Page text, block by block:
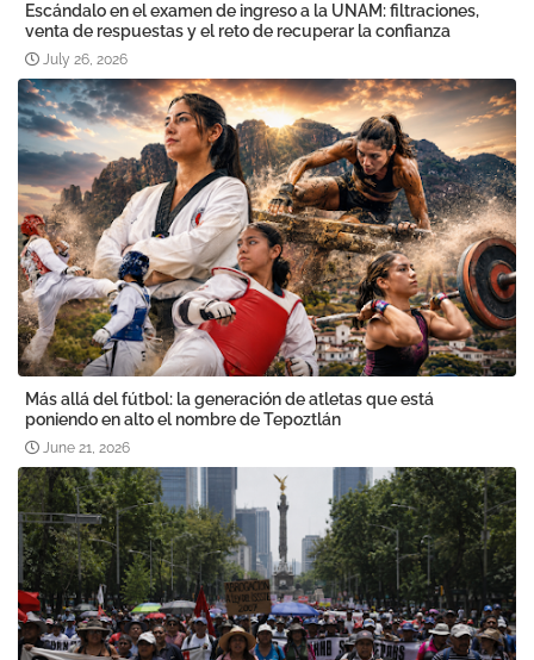
Escándalo en el examen de ingreso a la UNAM: filtraciones,
venta de respuestas y el reto de recuperar la confianza
July 26, 2026
Más allá del fútbol: la generación de atletas que está
poniendo en alto el nombre de Tepoztlán
June 21, 2026